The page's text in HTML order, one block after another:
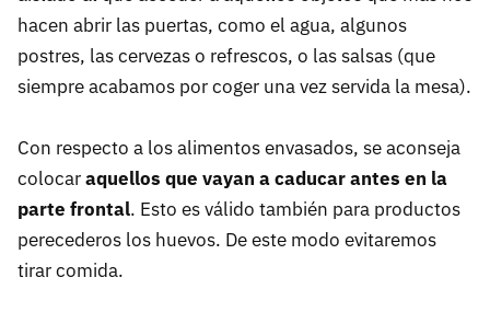
hacen abrir las puertas, como el agua, algunos
postres, las cervezas o refrescos, o las salsas (que
siempre acabamos por coger una vez servida la mesa).
Con respecto a los alimentos envasados, se aconseja
colocaraquellos que vayan a caducar antes en la
parte frontal. Esto es válido también para productos
perecederos los huevos. De este modo evitaremos
tirar comida.